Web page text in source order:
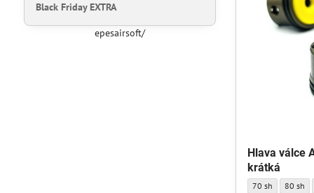
Hlava válce
krátká
Hlava válce AEG
70 sh Hlava
80 sh
Black Friday EXTRA
epesairsoft/